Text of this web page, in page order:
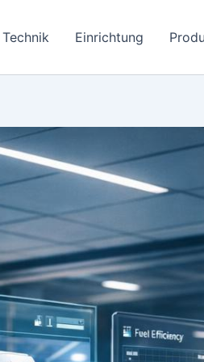
Technik Einrichtung